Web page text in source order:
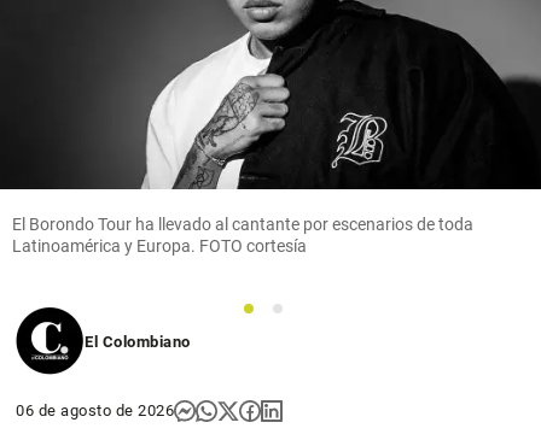
Competencia
epidémica
share
El Borondo Tour ha llevado al cantante por escenarios de toda
Latinoamérica y Europa. FOTO cortesía
1
2
El Colombiano
06 de agosto de 2026